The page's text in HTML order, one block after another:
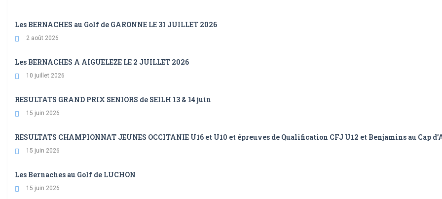
Les BERNACHES au Golf de GARONNE LE 31 JUILLET 2026
2 août 2026
Les BERNACHES A AIGUELEZE LE 2 JUILLET 2026
10 juillet 2026
RESULTATS GRAND PRIX SENIORS de SEILH 13 & 14 juin
15 juin 2026
RESULTATS CHAMPIONNAT JEUNES OCCITANIE U16 et U10 et épreuves de Qualification CFJ U12 et Benjamins au Cap
15 juin 2026
Les Bernaches au Golf de LUCHON
15 juin 2026